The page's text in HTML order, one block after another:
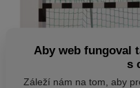
Aby web fungoval
s
Záleží nám na tom, aby